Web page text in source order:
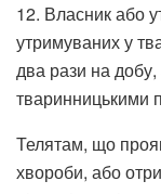
12. Власник або
утримуваних у
два рази на
тваринницькими
Телятам, що
хвороби, або